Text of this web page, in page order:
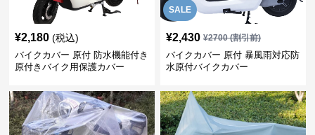
¥2,180 (税込)
バイクカバー 原付 防水機能付き
原付きバイク用保護カバー
SALE
¥2,430 ¥2700(割引前)
バイクカバー 原付 暴風雨対応防
水原付バイクカバー